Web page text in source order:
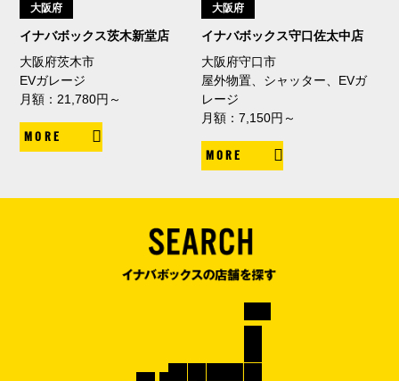
大阪府
イナバボックス茨木新堂店
大阪府茨木市
EVガレージ
月額：21,780円～
MORE
大阪府
イナバボックス守口佐太中店
大阪府守口市
屋外物置、シャッター、EVガ
レージ
月額：7,150円～
MORE